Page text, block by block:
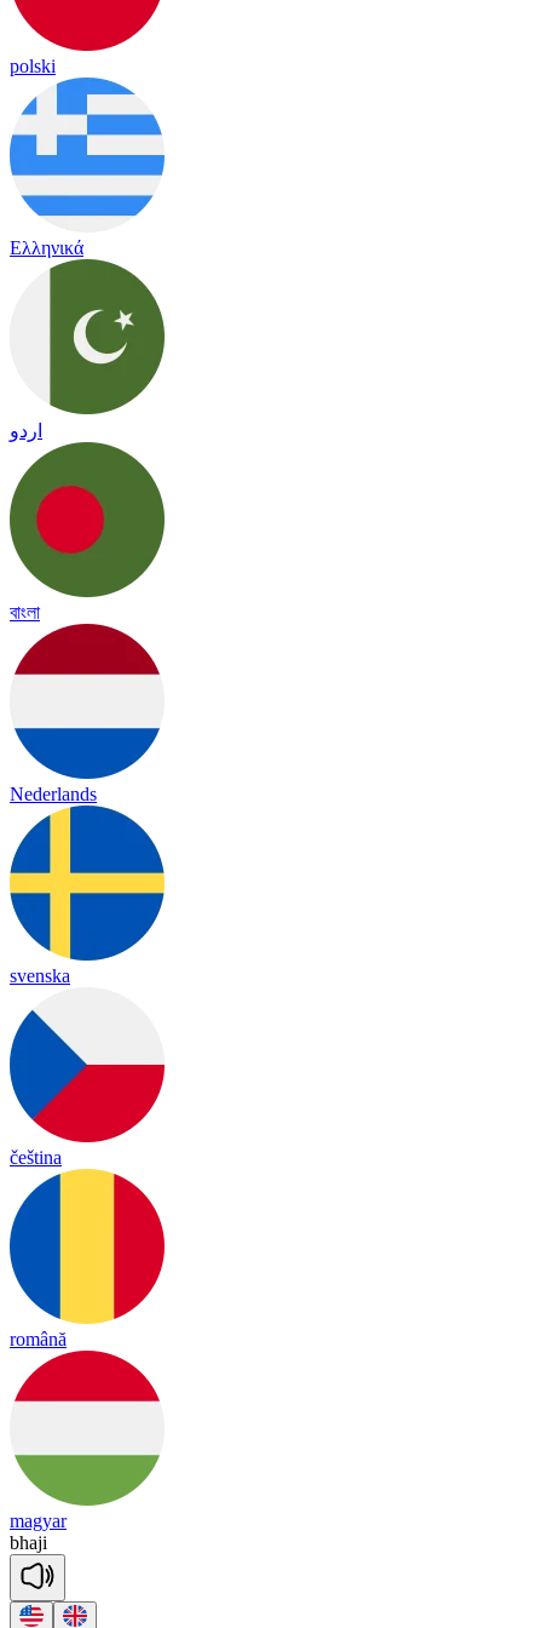
polski
Ελληνικά
اردو
বাংলা
Nederlands
svenska
čeština
română
magyar
bhaji